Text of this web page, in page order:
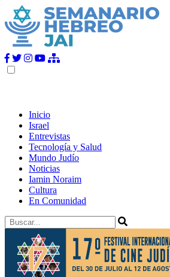
Inicio
Israel
Entrevistas
Tecnología y Salud
Mundo Judío
Noticias
Iamin Noraim
Cultura
En Comunidad